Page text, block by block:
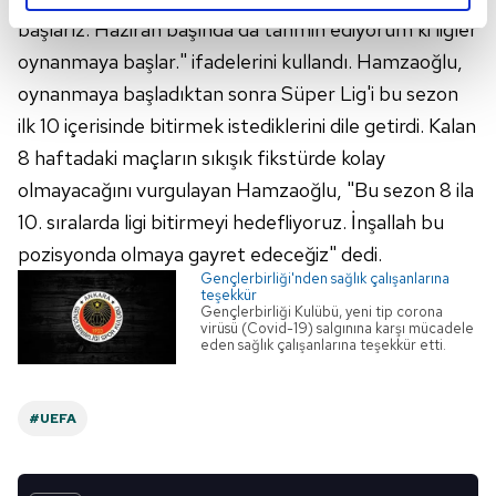
kalemimiz olduğunu sizlere hatırlatmak isteriz.
Her halükârda, kullanıcılar, bu çerezlere izin vermedikleri
takdirde, kullanıcılara hedefli reklamlar
gösterilmeyecektir."
Sizlere daha iyi bir hizmet sunabilmek için İnternet
Sitemizde kendimize ve üçüncü kişilere ait çerezler
kullanılmaktadır. Bu çerezler vasıtasıyla çeşitli kişisel
verileriniz işlenmekte olup gerekli olan çerezler bilgi
toplumu hizmetlerinin sunulması amacıyla
kullanılmaktadır. Diğer çerezler, sitemizin daha işlevsel
kılınması ve kişiselleştirilmesi ve sizlere yönelik
sınırlı olarak açık rızanız dahilinde kullanılacaktır.
Çerezlere ilişkin tercihlerinizi aşağıda yer alan panel
başlarız. Haziran başında da tahmin ediyorum ki ligler
oynanmaya başlar." ifadelerini kullandı. Hamzaoğlu,
oynanmaya başladıktan sonra Süper Lig'i bu sezon
ilk 10 içerisinde bitirmek istediklerini dile getirdi. Kalan
8 haftadaki maçların sıkışık fikstürde kolay
olmayacağını vurgulayan Hamzaoğlu, "Bu sezon 8 ila
10. sıralarda ligi bitirmeyi hedefliyoruz. İnşallah bu
pozisyonda olmaya gayret edeceğiz" dedi.
Gençlerbirliği'nden sağlık çalışanlarına
teşekkür
Gençlerbirliği Kulübü, yeni tip corona
virüsü (Covid-19) salgınına karşı mücadele
eden sağlık çalışanlarına teşekkür etti.
#UEFA